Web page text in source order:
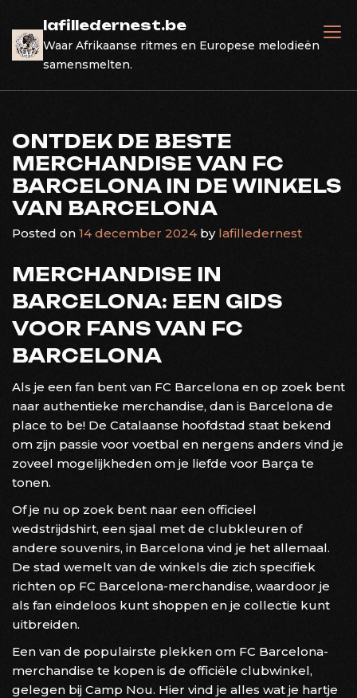
content
lafilledernest.be
Waar Afrikaanse ritmes en Europese melodieën
samensmelten.
ONTDEK DE BESTE
MERCHANDISE VAN FC
BARCELONA IN DE WINKELS
VAN BARCELONA
Posted on 14 december 2024by lafilledernest
MERCHANDISE IN
BARCELONA: EEN GIDS
VOOR FANS VAN FC
BARCELONA
Als je een fan bent van FC Barcelona en op zoek bent
naar authentieke merchandise, dan is Barcelona de
place to be! De Catalaanse hoofdstad staat bekend
om zijn passie voor voetbal en nergens anders vind je
zoveel mogelijkheden om je liefde voor Barça te
tonen.
Of je nu op zoek bent naar een officieel
wedstrijdshirt, een sjaal met de clubkleuren of
andere souvenirs, in Barcelona vind je het allemaal.
De stad wemelt van de winkels die zich specifiek
richten op FC Barcelona-merchandise, waardoor je
als fan eindeloos kunt shoppen en je collectie kunt
uitbreiden.
Een van de populairste plekken om FC Barcelona-
merchandise te kopen is de officiële clubwinkel,
gelegen bij Camp Nou. Hier vind je alles wat je hartje